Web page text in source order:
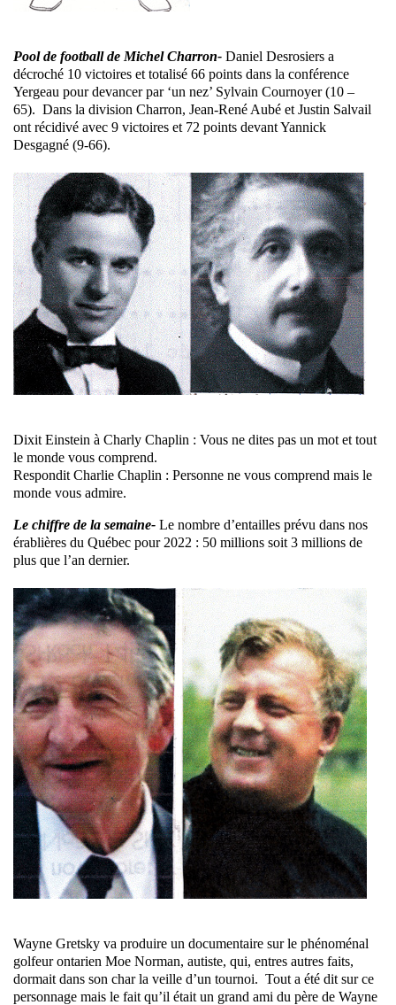
Pool de football de Michel Charron- Daniel Desrosiers a
décroché 10 victoires et totalisé 66 points dans la conférence
Yergeau pour devancer par ‘un nez’ Sylvain Cournoyer (10 –
65). Dans la division Charron, Jean-René Aubé et Justin Salvail
ont récidivé avec 9 victoires et 72 points devant Yannick
Desgagné (9-66).
Dixit Einstein à Charly Chaplin : Vous ne dites pas un mot et tout
le monde vous comprend.
Respondit Charlie Chaplin : Personne ne vous comprend mais le
monde vous admire.
Le chiffre de la semaine- Le nombre d’entailles prévu dans nos
érablières du Québec pour 2022 : 50 millions soit 3 millions de
plus que l’an dernier.
Wayne Gretsky va produire un documentaire sur le phénoménal
golfeur ontarien Moe Norman, autiste, qui, entres autres faits,
dormait dans son char la veille d’un tournoi. Tout a été dit sur ce
personnage mais le fait qu’il était un grand ami du père de Wayne